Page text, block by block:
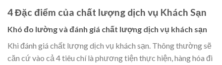
4 Đặc điểm của chất lượng dịch vụ Khách Sạn
Khó đo lường và đánh giá chất lượng dịch vụ khách sạn
Khi đánh giá chất lượng dịch vụ khách sạn. Thông thường sẽ
căn cứ vào cả 4 tiêu chí là phương tiện thực hiện, hàng hóa đi